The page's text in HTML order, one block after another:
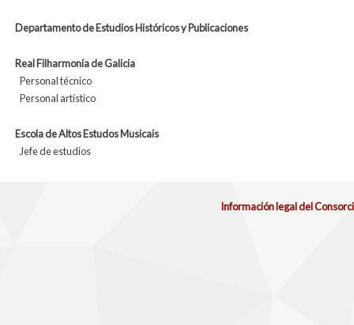
Departamento de Estudios Históricos y Publicaciones
Real Filharmonía de Galicia
Personal técnico
Personal artístico
Escola de Altos Estudos Musicais
Jefe de estudios
Información legal del